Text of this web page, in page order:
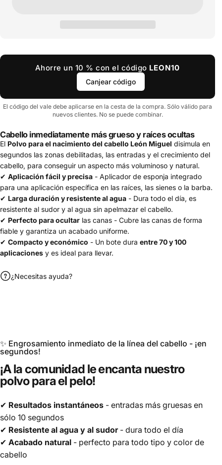
Ahorre un 10 % con el código LEON10
Canjear código
El código del vale debe aplicarse en la cesta de la compra. Sólo válido para
nuevos clientes. No se puede combinar.
Cabello inmediatamente más grueso y raíces ocultas
El Polvo para el nacimiento del cabello León Miguel disimula en
segundos las zonas debilitadas, las entradas y el crecimiento del
cabello, para conseguir un aspecto más voluminoso y natural.
✔ Aplicación fácil y precisa - Aplicador de esponja integrado
para una aplicación específica en las raíces, las sienes o la barba.
✔ Larga duración y resistente al agua - Dura todo el día, es
resistente al sudor y al agua sin apelmazar el cabello.
✔ Perfecto para ocultar las canas - Cubre las canas de forma
fiable y garantiza un acabado uniforme.
✔ Compacto y económico - Un bote dura entre 70 y 100
aplicaciones y es ideal para llevar.
¿Necesitas ayuda?
✨ Engrosamiento inmediato de la línea del cabello - ¡en
segundos!
¡Alacomunidad leencanta nuestro
polvoparael pelo!
✔ Resultados instantáneos - entradas más gruesas en
sólo 10 segundos
✔ Resistente al agua y al sudor- dura todo el día
✔ Acabado natural - perfecto para todo tipo y color de
cabello